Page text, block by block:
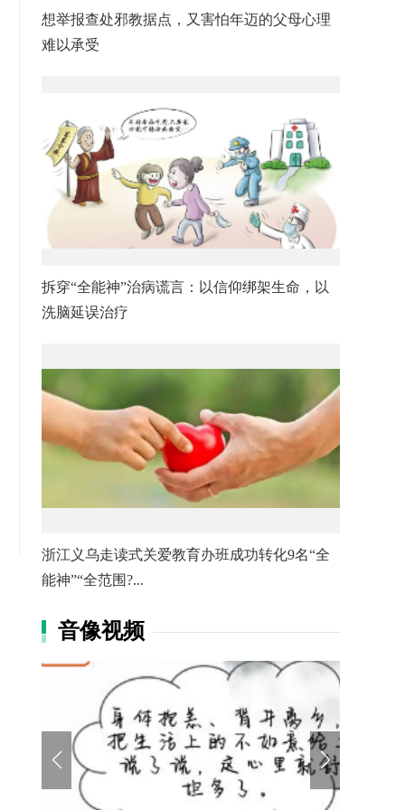
想举报查处邪教据点，又害怕年迈的父母心理
难以承受
拆穿“全能神”治病谎言：以信仰绑架生命，以
洗脑延误治疗
浙江义乌走读式关爱教育办班成功转化9名“全
能神”“全范围?...
音像视频